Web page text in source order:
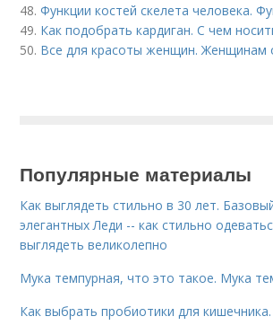
48.Функции костей скелета человека.
49. Как подобрать кардиган. С чем
50. Все для красоты женщин. Женщинам
Популярные материалы
Как выглядеть стильно в 30 лет.
элегантных Леди -- как стильно
выглядеть великолепно
Мука темпурная, что это такое. Мука
Как выбрать пробиотики для